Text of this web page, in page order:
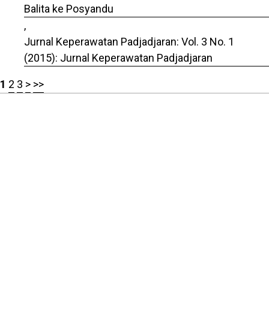
Balita ke Posyandu
,
Jurnal Keperawatan Padjadjaran: Vol. 3 No. 1
(2015): Jurnal Keperawatan Padjadjaran
1 2 3 > >>